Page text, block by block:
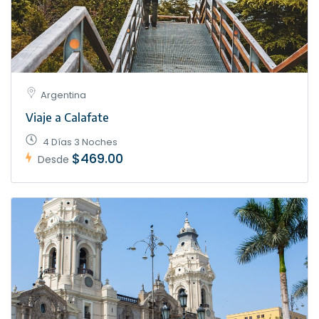
Argentina
Viaje a Calafate
4 Días 3 Noches
Desde $469.00